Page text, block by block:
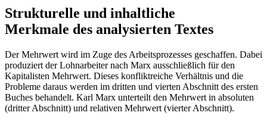
Strukturelle und inhaltliche
Merkmale des analysierten Textes
Der Mehrwert wird im Zuge des Arbeitsprozesses geschaffen. Dabei
produziert der Lohnarbeiter nach Marx ausschließlich für den
Kapitalisten Mehrwert. Dieses konfliktreiche Verhältnis und die
Probleme daraus werden im dritten und vierten Abschnitt des ersten
Buches behandelt. Karl Marx unterteilt den Mehrwert in absoluten
(dritter Abschnitt) und relativen Mehrwert (vierter Abschnitt).